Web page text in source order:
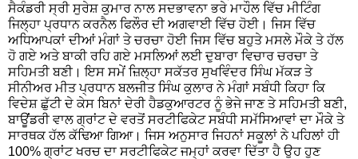
ਸੈਕੰਡਰੀ ਸ੍ਰੀ ਸੁਰੇਸ਼ ਕੁਮਾਰ ਨਾਲ ਸਦਭਾਵਨਾ ਭਰੇ ਮਾਹੌਲ ਵਿੱਚ ਮੀਟਿੰਗ
ਜਿਲ੍ਹਾ ਪ੍ਰਧਾਨ ਕਰਨੈਲ ਫਿਲੌਰ ਦੀ ਅਗਵਾਈ ਵਿੱਚ ਹੋਈ। ਜਿਸ ਵਿੱਚ
ਅਧਿਆਪਕਾਂ ਦੀਆਂ ਮੰਗਾਂ ਤੇ ਚਰਚਾ ਹੋਈ‌ ਜਿਸ ਵਿੱਚ ਬਹੁਤੇ ਮਸਲੇ ਮੌਕੇ ਤੇ ਹੱਲ
ਹੋ ਗਏ ਅਤੇ ਬਾਕੀ ਰਹਿ ਗਏ ਮਸਲਿਆਂ ਲਈ ਦੁਬਾਰਾ ਵਿਚਾਰ ਚਰਚਾ ਤੇ
ਸਹਿਮਤੀ ਬਣੀ। ਇਸ ਸਮੇਂ ਜ਼ਿਲ੍ਹਾ ਸਕੱਤਰ ਸੁਖਵਿੰਦਰ ਸਿੰਘ ਮੱਕੜ ਤੇ
ਸੀਨੀਅਰ ਮੀਤ ਪ੍ਰਧਾਨ ਬਲਜੀਤ ਸਿੰਘ ਕੁਲਾਰ ਨੇ ਮੰਗਾਂ ਸਬੰਧੀ ਕਿਹਾ ਕਿ
ਵਿਦੇਸ਼ ਛੁੱਟੀ ਦੇ ਕੇਸ ਬਿਨਾਂ ਦੇਰੀ ਹੈਡਕੁਆਰਟਰ ਨੂੰ ਭੇਜੇ ਜਾਣ ਤੇ ਸਹਿਮਤੀ ਬਣੀ,
ਬਾਊਂਂਡਰੀ ਵਾਲ ਗ੍ਰਾਂਟ ਦੇ ਵਰਤੋਂ ਸਰਟੀਫਿਕੇਟ ਸਬੰਧੀ ਸਮੱਸਿਆਵਾਂ ਦਾ ਮੌਕੇ ਤੇ
ਸਾਰਥਕ ਹੱਲ ਕੱਢਿਆ ਗਿਆ‌। ਜਿਸ ਅਨੁਸਾਰ ਜਿਹਨਾਂ ਸਕੂਲਾਂ ਨੇ ਪਹਿਲਾਂ ਹੀ
100% ਗ੍ਰਾਂਟ ਖਰਚ ਦਾ ਸਰਟੀਫਿਕੇਟ ਜਮ੍ਹਾਂ ਕਰਵਾ ਦਿੱਤਾ ਹੈ ਉਹ ਹੁਣ